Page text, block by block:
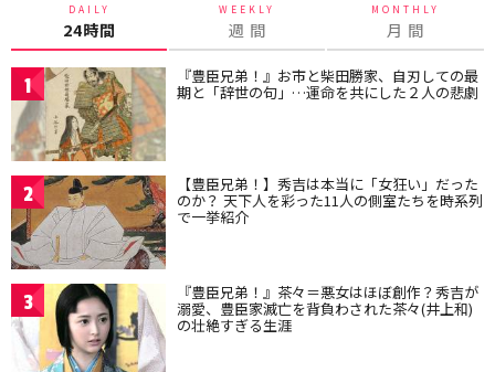
DAILY
24時間
WEEKLY
週 間
MONTHLY
月 間
1 『豊臣兄弟！』お市と柴田勝家、自刃しての最
期と「辞世の句」…運命を共にした２人の悲劇
2 【豊臣兄弟！】秀吉は本当に「女狂い」だった
のか？ 天下人を彩った11人の側室たちを時系列
で一挙紹介
3 『豊臣兄弟！』茶々＝悪女はほぼ創作？秀吉が
溺愛、豊臣家滅亡を背負わされた茶々(井上和)
の壮絶すぎる生涯